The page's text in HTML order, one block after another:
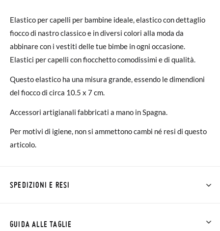
Elastico per capelli per bambine ideale, elastico con dettaglio
fiocco di nastro classico e in diversi colori alla moda da
abbinare con i vestiti delle tue bimbe in ogni occasione.
Elastici per capelli con fiocchetto comodissimi e di qualità.
Questo elastico ha una misura grande, essendo le dimendioni
del fiocco di circa 10.5 x 7 cm.
Accessori artigianali fabbricati a mano in Spagna.
Per motivi di igiene, non si ammettono cambi né resi di questo
articolo.
SPEDIZIONI E RESI
ordini inferiori a 30 €, la spedizione standard costa 3,95 € e
GUIDA ALLE TAGLIE